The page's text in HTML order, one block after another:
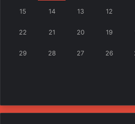
12
13
14
15
19
20
21
22
26
27
28
29